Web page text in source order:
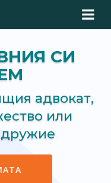
СИ
адвокат,
или